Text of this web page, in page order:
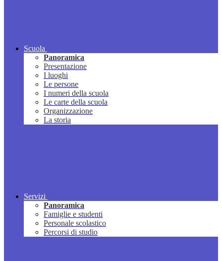
Scuola
Panoramica
Presentazione
I luoghi
Le persone
I numeri della scuola
Le carte della scuola
Organizzazione
La storia
Servizi
Panoramica
Famiglie e studenti
Personale scolastico
Percorsi di studio